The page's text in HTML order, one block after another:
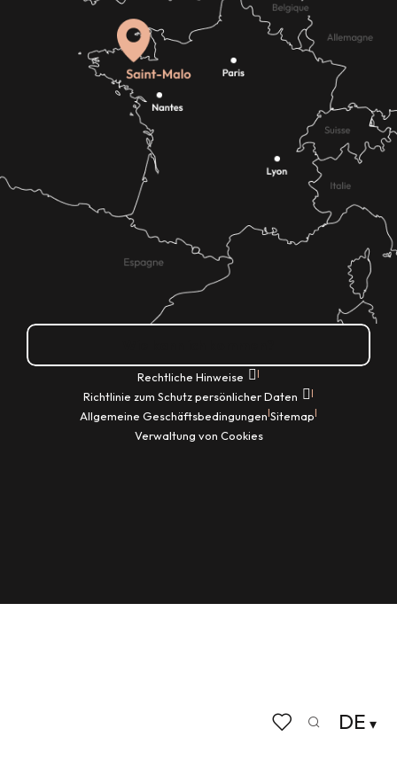
DE
Rechtliche Hinweise |
Richtlinie zum Schutz persönlicher Daten |
Allgemeine Geschäftsbedingungen|Sitemap|
Verwaltung von Cookies